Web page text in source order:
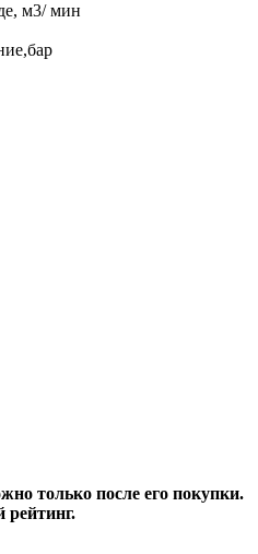
м3/ мин
только после его покупки.